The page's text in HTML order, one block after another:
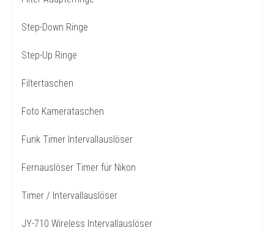
Step-Down Ringe
Step-Up Ringe
Filtertaschen
Foto Kamerataschen
Funk Timer Intervallauslöser
Fernauslöser Timer für Nikon
Timer / Intervallauslöser
JY-710 Wireless Intervallauslöser